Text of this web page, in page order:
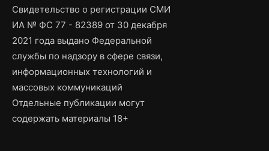
Свидетельство о регистрации СМИ
ИА № ФС 77 - 82389 от 30 декабря
2021 года выдано Федеральной
службы по надзору в сфере связи,
информационных технологий и
массовых коммуникаций
Отдельные публикации могут
содержать материалы 18+